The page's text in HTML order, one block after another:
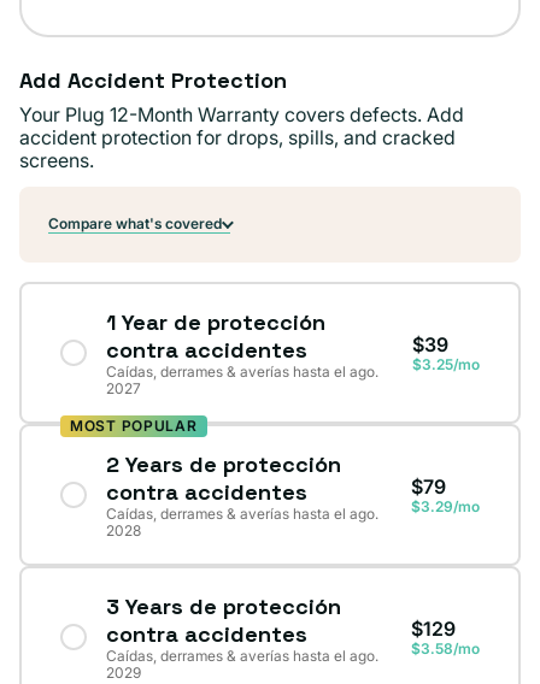
Add Accident Protection
Your Plug 12-Month Warranty covers defects. Add
accident protection for drops, spills, and cracked
screens.
Compare what's covered
1 Year de protección
contra accidentes
Caídas, derrames & averías hasta el ago.
2027
$39
$3.25/mo
MOST POPULAR
2 Years de protección
contra accidentes
Caídas, derrames & averías hasta el ago.
2028
$79
$3.29/mo
3 Years de protección
contra accidentes
Caídas, derrames & averías hasta el ago.
2029
$129
$3.58/mo